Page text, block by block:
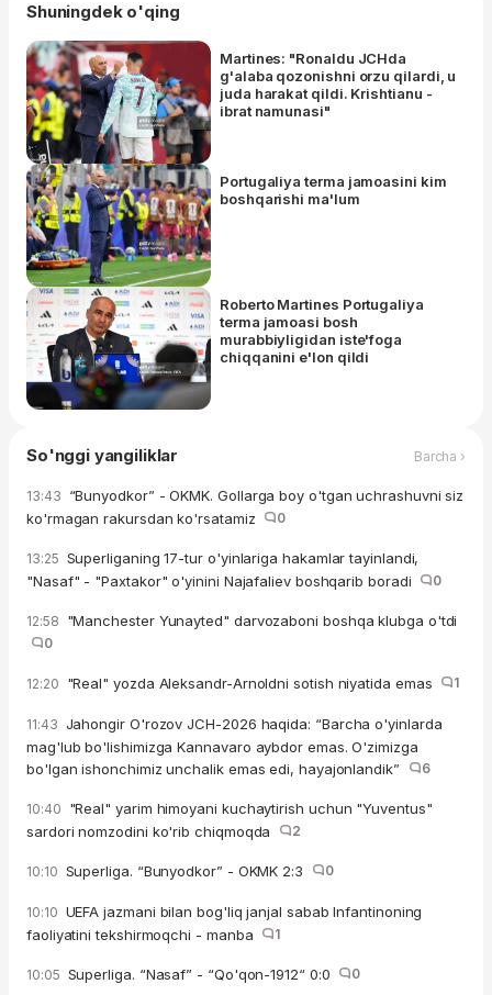
Shuningdek o'qing
Martines: "Ronaldu JCHda
g'alaba qozonishni orzu qilardi, u
juda harakat qildi. Krishtianu -
ibrat namunasi"
Portugaliya terma jamoasini kim
boshqarishi ma'lum
Roberto Martines Portugaliya
terma jamoasi bosh
murabbiyligidan iste'foga
chiqqanini e'lon qildi
So'nggi yangiliklar Barcha ›
13:43 “Bunyodkor” - OKMK. Gollarga boy o'tgan uchrashuvni siz
ko'rmagan rakursdan ko'rsatamiz
0
13:25 Superliganing 17-tur o'yinlariga hakamlar tayinlandi,
"Nasaf" - "Paxtakor" o'yinini Najafaliev boshqarib boradi
0
12:58 "Manchester Yunayted" darvozaboni boshqa klubga o'tdi
0
12:20 "Real" yozda Aleksandr-Arnoldni sotish niyatida emas 1
11:43 Jahongir O'rozov JCH-2026 haqida: “Barcha o'yinlarda
mag'lub bo'lishimizga Kannavaro aybdor emas. O'zimizga
bo'lgan ishonchimiz unchalik emas edi, hayajonlandik”
6
10:40 "Real" yarim himoyani kuchaytirish uchun "Yuventus"
sardori nomzodini ko'rib chiqmoqda
2
10:10 Superliga. “Bunyodkor” - OKMK 2:3 0
10:10 UEFA jazmani bilan bog'liq janjal sabab Infantinoning
faoliyatini tekshirmoqchi - manba
1
10:05 Superliga. “Nasaf” - “Qo'qon-1912“ 0:0 0